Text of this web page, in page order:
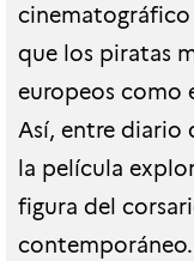
cinematográfico
que los piratas
europeos como
Así, entre diario
la película
figura del
contemporáneo.